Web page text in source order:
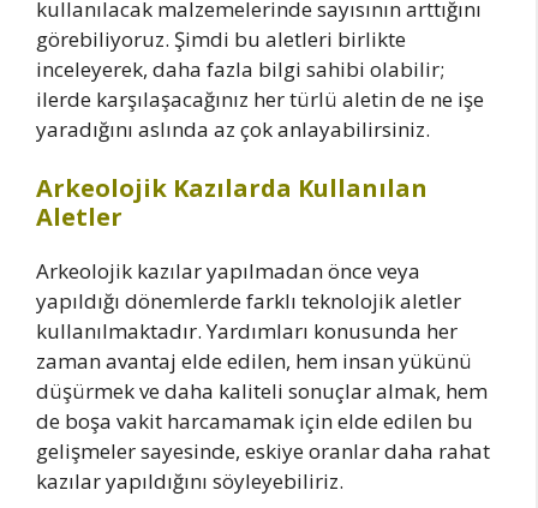
kullanılacak malzemelerinde sayısının arttığını
görebiliyoruz. Şimdi bu aletleri birlikte
inceleyerek, daha fazla bilgi sahibi olabilir;
ilerde karşılaşacağınız her türlü aletin de ne işe
yaradığını aslında az çok anlayabilirsiniz.
Arkeolojik Kazılarda Kullanılan
Aletler
Arkeolojik kazılar yapılmadan önce veya
yapıldığı dönemlerde farklı teknolojik aletler
kullanılmaktadır. Yardımları konusunda her
zaman avantaj elde edilen, hem insan yükünü
düşürmek ve daha kaliteli sonuçlar almak, hem
de boşa vakit harcamamak için elde edilen bu
gelişmeler sayesinde, eskiye oranlar daha rahat
kazılar yapıldığını söyleyebiliriz.